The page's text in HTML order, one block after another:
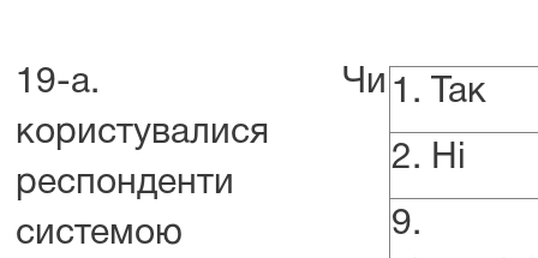
19-а. Чи
користувалися
респонденти
системою
1. Так
2. Ні
9.